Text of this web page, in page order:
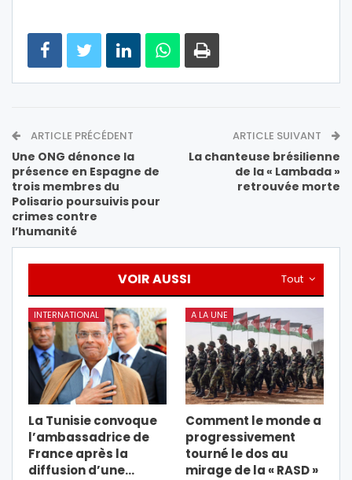
ARTICLE PRÉCÉDENT
Une ONG dénonce la
présence en Espagne de
trois membres du
Polisario poursuivis pour
crimes contre
l’humanité
ARTICLE SUIVANT
La chanteuse brésilienne
de la « Lambada »
retrouvée morte
Tout
VOIR AUSSI
INTERNATIONAL
La Tunisie convoque
l’ambassadrice de
France après la
diffusion d’une…
A LA UNE
Comment le monde a
progressivement
tourné le dos au
mirage de la « RASD »